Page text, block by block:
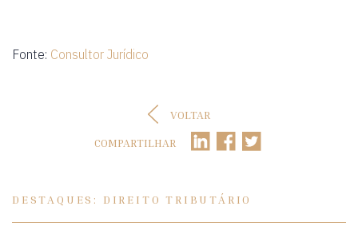
Fonte: Consultor Jurídico
VOLTAR
COMPARTILHAR
DESTAQUES: DIREITO TRIBUTÁRIO